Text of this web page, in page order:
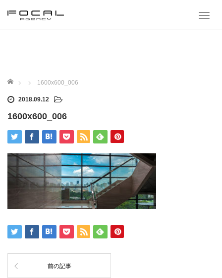
T
ホーム 1600x600_006
2018.09.12
1600x600_006
前の記事